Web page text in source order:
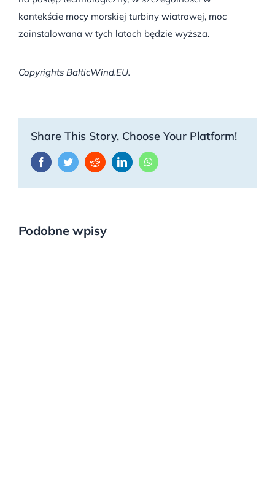
kontekście mocy morskiej turbiny wiatrowej, moc
zainstalowana w tych latach będzie wyższa.
Copyrights BalticWind.EU.
Share This Story, Choose Your Platform!
FacebookTwitterRedditLinkedInWhatsApp
Podobne wpisy